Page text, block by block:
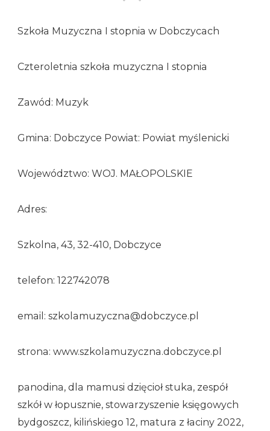
Szkoła Muzyczna I stopnia w Dobczycach
Czteroletnia szkoła muzyczna I stopnia
Zawód: Muzyk
Gmina: Dobczyce Powiat: Powiat myślenicki
Województwo: WOJ. MAŁOPOLSKIE
Adres:
Szkolna, 43, 32-410, Dobczyce
telefon: 122742078
email: szkolamuzyczna@dobczyce.pl
strona: www.szkolamuzyczna.dobczyce.pl
panodina, dla mamusi dzięcioł stuka, zespół
szkół w łopusznie, stowarzyszenie księgowych
bydgoszcz, kilińskiego 12, matura z łaciny 2022,